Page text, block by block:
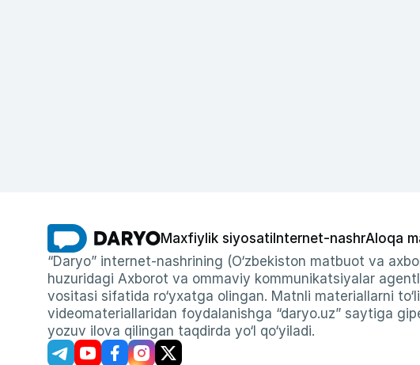
Maxfiylik siyosati Internet-nashrAloqa
“Daryo” internet-nashrining (O‘zbekiston matbuot va
huzuridagi Axborot va ommaviy kommunikatsiyalar
vositasi sifatida ro‘yxatga olingan. Matnli materiallarni
videomateriallaridan foydalanishga “daryo.uz” saytiga
yozuv ilova qilingan taqdirda yo‘l qo‘yiladi.